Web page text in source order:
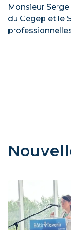
Monsieur
du Cégep et le